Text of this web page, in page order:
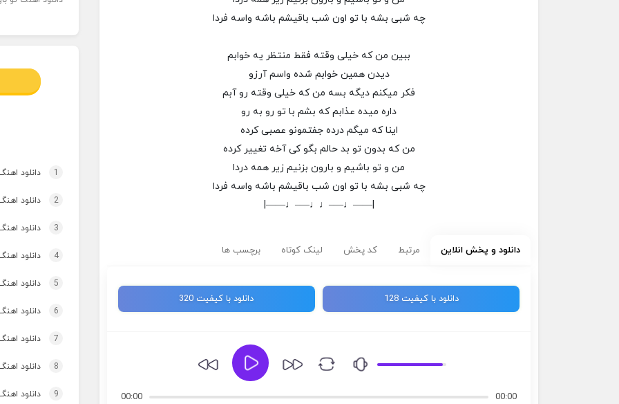
چه شبی بشه با تو اون شب باقیشم باشه واسه فردا
ببین من که خیلی وقته فقط منتظر یه خوابم
دیدن همین خوابم شده واسم آرزو
فکر میکنم دیگه بسه من که خیلی وقته رو آبم
داره میده عذابم که بشم با تو رو به رو
اینا که میگم درده جفتمونو عصبی کرده
من که بدون تو بد حالم بگو کی آخه تغییر کرده
من و تو باشیم و بارون بزنیم زیر همه دردا
چه شبی بشه با تو اون شب باقیشم باشه واسه فردا
|——♩—–♩♩—–♩——|
دانلود و پخش انلاین مرتبط کد پخش لینک کوتاه برچسب ها
دانلود با کیفیت 128 دانلود با کیفیت 320
00:00
00:00
1 دانلود اهنگ تاپ و
2 دانلود
3 دانلود اهنگ برنو
4 دانلود
5 دانلود
6 دانلود
7 دانلود
8 دانلود
9 دانلود